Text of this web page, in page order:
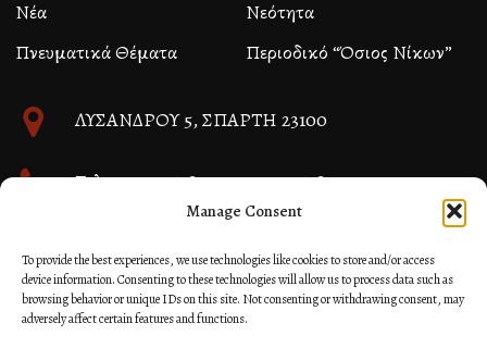
Manage Consent
To provide the best experiences, we use technologies like cookies to store and/or access
device information. Consenting to these technologies will allow us to process data such as
browsing behavior or unique IDs on this site. Not consenting or withdrawing consent, may
adversely affect certain features and functions.
Νέα
Νεότητα
Πνευματικά Θέματα
Περιοδικό “Όσιος Νίκων”
ΛΥΣΑΝΔΡΟΥ 5, ΣΠΑΡΤΗ 23100
Τηλ. 27310 26580 και 27310 26581